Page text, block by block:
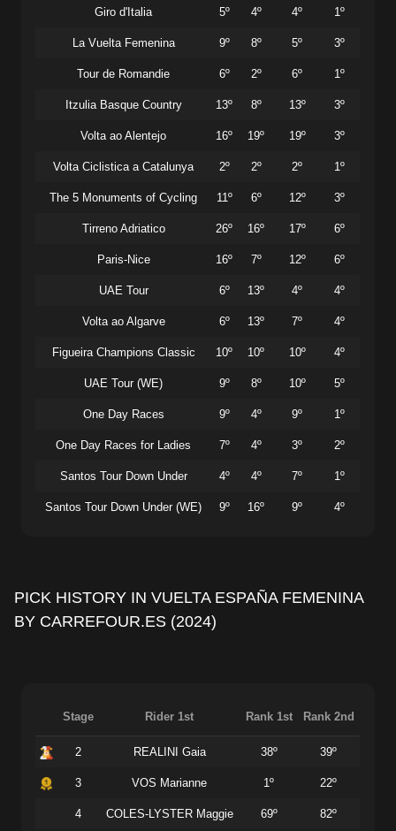
Giro d'Italia 5º 4º 4º 1º
La Vuelta Femenina 9º 8º 5º 3º
Tour de Romandie 6º 2º 6º 1º
Itzulia Basque Country 13º 8º 13º 3º
Volta ao Alentejo 16º 19º 19º 3º
Volta Ciclistica a Catalunya 2º 2º 2º 1º
The 5 Monuments of Cycling 11º 6º 12º 3º
Tirreno Adriatico 26º 16º 17º 6º
Paris-Nice 16º 7º 12º 6º
UAE Tour 6º 13º 4º 4º
Volta ao Algarve 6º 13º 7º 4º
Figueira Champions Classic 10º 10º 10º 4º
UAE Tour (WE) 9º 8º 10º 5º
One Day Races 9º 4º 9º 1º
One Day Races for Ladies 7º 4º 3º 2º
Santos Tour Down Under 4º 4º 7º 1º
Santos Tour Down Under (WE) 9º 16º 9º 4º
PICK HISTORY IN VUELTA ESPAÑA FEMENINA
BY CARREFOUR.ES (2024)
Stage Rider 1st Rank 1st Rank 2nd
2 REALINI Gaia 38º 39º
3 VOS Marianne 1º 22º
4 COLES-LYSTER Maggie 69º 82º